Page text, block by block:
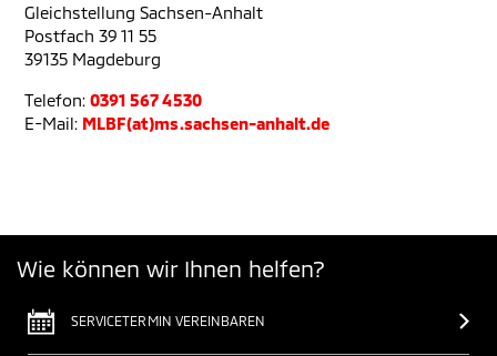
Gleichstellung Sachsen-Anhalt
Postfach 39 11 55
39135 Magdeburg
Telefon: 0391 567 4530
E-Mail: MLBF(at)ms.sachsen-anhalt.de
Wie können wir Ihnen helfen?
SERVICETERMIN VEREINBAREN